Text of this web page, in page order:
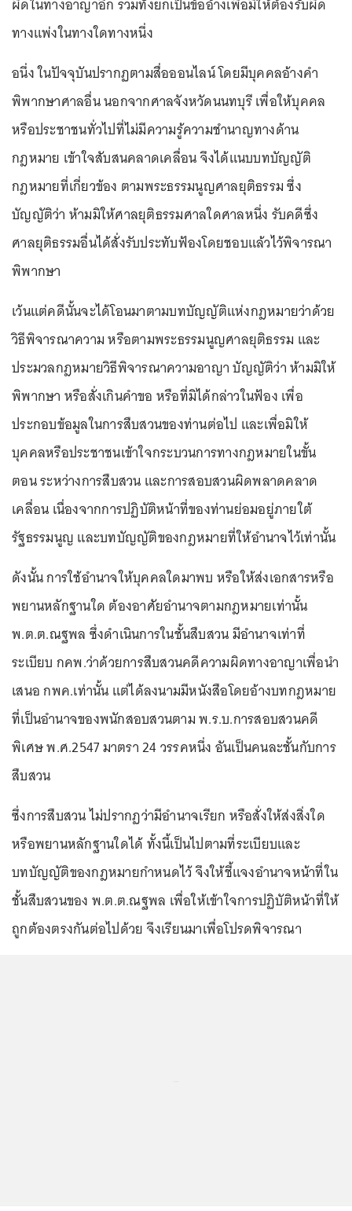
ทางแพ่งในทางใดทางหนึ่ง
อนึ่ง ในปัจจุบันปรากฏตามสื่อออนไลน์ โดยมีบุคคลอ้างคำ
พิพากษาศาลอื่น นอกจากศาลจังหวัดนนทบุรี เพื่อให้บุคคล
หรือประชาชนทั่วไปที่ไม่มีความรู้ความชำนาญทางด้าน
กฎหมาย เข้าใจสับสนคลาดเคลื่อน จึงได้แนบบทบัญญัติ
กฎหมายที่เกี่ยวข้อง ตามพระธรรมนูญศาลยุติธรรม ซึ่ง
บัญญัติว่า ห้ามมิให้ศาลยุติธรรมศาลใดศาลหนึ่ง รับคดีซึ่ง
ศาลยุติธรรมอื่นได้สั่งรับประทับฟ้องโดยชอบแล้วไว้พิจารณา
พิพากษา
เว้นแต่คดีนั้นจะได้โอนมาตามบทบัญญัติแห่งกฎหมายว่าด้วย
วิธีพิจารณาความ หรือตามพระธรรมนูญศาลยุติธรรม และ
ประมวลกฎหมายวิธีพิจารณาความอาญา บัญญัติว่า ห้ามมิให้
พิพากษา หรือสั่งเกินคำขอ หรือที่มิได้กล่าวในฟ้อง เพื่อ
ประกอบข้อมูลในการสืบสวนของท่านต่อไป และเพื่อมิให้
บุคคลหรือประชาชนเข้าใจกระบวนการทางกฎหมายในขั้น
ตอน ระหว่างการสืบสวน และการสอบสวนผิดพลาดคลาด
เคลื่อน เนื่องจากการปฏิบัติหน้าที่ของท่านย่อมอยู่ภายใต้
รัฐธรรมนูญ และบทบัญญัติของกฎหมายที่ให้อำนาจไว้เท่านั้น
ดังนั้น การใช้อำนาจให้บุคคลใดมาพบ หรือให้ส่งเอกสารหรือ
พยานหลักฐานใด ต้องอาศัยอำนาจตามกฎหมายเท่านั้น
พ.ต.ต.ณฐพล ซึ่งดำเนินการในชั้นสืบสวน มีอำนาจเท่าที่
ระเบียบ กคพ.ว่าด้วยการสืบสวนคดีความผิดทางอาญาเพื่อนำ
เสนอ กพค.เท่านั้น แต่ได้ลงนามมีหนังสือโดยอ้างบทกฎหมาย
ที่เป็นอำนาจของพนักสอบสวนตาม พ.ร.บ.การสอบสวนคดี
พิเศษ พ.ศ.2547 มาตรา 24 วรรคหนึ่ง อันเป็นคนละชั้นกับการ
สืบสวน
ซึ่งการสืบสวน ไม่ปรากฏว่ามีอำนาจเรียก หรือสั่งให้ส่งสิ่งใด
หรือพยานหลักฐานใดได้ ทั้งนี้เป็นไปตามที่ระเบียบและ
บทบัญญัติของกฎหมายกำหนดไว้ จึงให้ชี้แจงอำนาจหน้าที่ใน
ชั้นสืบสวนของ พ.ต.ต.ณฐพล เพื่อให้เข้าใจการปฏิบัติหน้าที่ให้
ถูกต้องตรงกันต่อไปด้วย จึงเรียนมาเพื่อโปรดพิจารณา